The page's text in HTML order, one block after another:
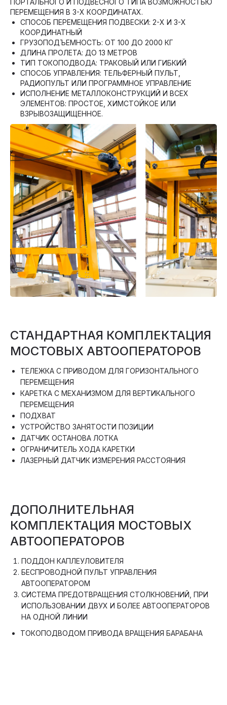
ПОРТАЛЬНОГО И ПОДВЕСНОГО ТИПА ВОЗМОЖНОСТЬЮ
ПЕРЕМЕЩЕНИЯ В 3-Х КООРДИНАТАХ.
СПОСОБ ПЕРЕМЕЩЕНИЯ ПОДВЕСКИ: 2-Х И 3-Х
КООРДИНАТНЫЙ
ГРУЗОПОДЪЕМНОСТЬ: ОТ 100 ДО 2000 КГ
ДЛИНА ПРОЛЕТА: ДО 13 МЕТРОВ
ТИП ТОКОПОДВОДА: ТРАКОВЫЙ ИЛИ ГИБКИЙ
СПОСОБ УПРАВЛЕНИЯ: ТЕЛЬФЕРНЫЙ ПУЛЬТ,
РАДИОПУЛЬТ ИЛИ ПРОГРАММНОЕ УПРАВЛЕНИЕ
ИСПОЛНЕНИЕ МЕТАЛЛОКОНСТРУКЦИЙ И ВСЕХ
ЭЛЕМЕНТОВ: ПРОСТОЕ, ХИМСТОЙКОЕ ИЛИ
ВЗРЫВОЗАЩИЩЕННОЕ.
СТАНДАРТНАЯ КОМПЛЕКТАЦИЯ
МОСТОВЫХ АВТООПЕРАТОРОВ
ТЕЛЕЖКА С ПРИВОДОМ ДЛЯ ГОРИЗОНТАЛЬНОГО
ПЕРЕМЕЩЕНИЯ
КАРЕТКА С МЕХАНИЗМОМ ДЛЯ ВЕРТИКАЛЬНОГО
ПЕРЕМЕЩЕНИЯ
ПОДХВАТ
УСТРОЙСТВО ЗАНЯТОСТИ ПОЗИЦИИ
ДАТЧИК ОСТАНОВА ЛОТКА
ОГРАНИЧИТЕЛЬ ХОДА КАРЕТКИ
ЛАЗЕРНЫЙ ДАТЧИК ИЗМЕРЕНИЯ РАССТОЯНИЯ
ДОПОЛНИТЕЛЬНАЯ
КОМПЛЕКТАЦИЯ МОСТОВЫХ
АВТООПЕРАТОРОВ
ПОДДОН КАПЛЕУЛОВИТЕЛЯ
БЕСПРОВОДНОЙ ПУЛЬТ УПРАВЛЕНИЯ
АВТООПЕРАТОРОМ
СИСТЕМА ПРЕДОТВРАЩЕНИЯ СТОЛКНОВЕНИЙ, ПРИ
ИСПОЛЬЗОВАНИИ ДВУХ И БОЛЕЕ АВТООПЕРАТОРОВ
НА ОДНОЙ ЛИНИИ
ТОКОПОДВОДОМ ПРИВОДА ВРАЩЕНИЯ БАРАБАНА